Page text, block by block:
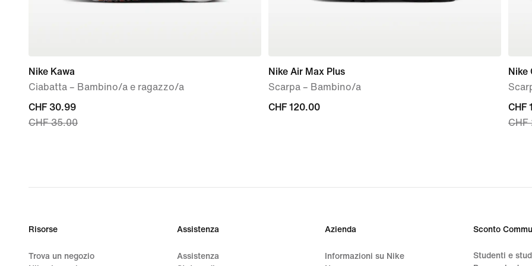
Nike Kawa
Ciabatta – Bambino/a e ragazzo/a
current
price
price
CHF 30.99
CHF 35.00
Nike Air Max Plus
Scarpa – Bambino/a
CHF
CHF 120.00
Nike
price
price
CHF
CHF
Risorse
Trova un negozio
Assistenza
Assistenza
Azienda
Informazioni su Nike
Sconto
Studenti e